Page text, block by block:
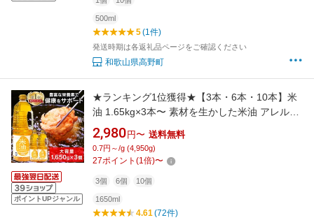
500ml
5(1件)
発送時期は各返礼品ページをご確認ください
和歌山県高野町
ポイントUPジャンル
★ランキング1位獲得★【3本・6本・10本】米
油 1.65kg×3本〜 素材を生かした米油 アレルギ
ーフリー オリザ化 1650g 3本/6本/10本 大容量
天然食材 こめ油 油 手作りドレッシング お菓子
作り 揚げ物 食用 健康 アレルギー オリザの米
2,980 円〜 送料無料
0.7円～/g (4,950g)
27ポイント (1倍)〜
3個 6個 10個
1650ml
4.61(72件)